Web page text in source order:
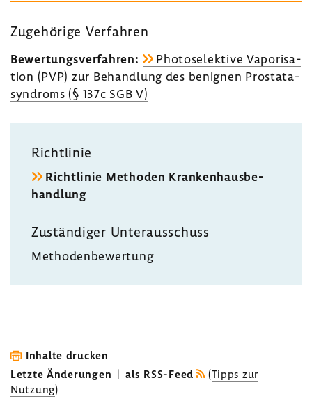
Zuge­hö­rige Verfahren
Bewer­tungs­ver­fahren:
Photo­se­lek­tive Vapo­ri­sa­
tion (PVP) zur Behand­lung des benignen Prosta­ta­
syn­droms (§ 137c SGB V)
Richt­linie
Richt­linie Methoden Kran­ken­haus­be­
hand­lung
Zustän­diger Unter­aus­schuss
Metho­den­be­wer­tung
Inhalte drucken
Letzte Änderungen | als RSS-Feed (Tipps zur
Nutzung)